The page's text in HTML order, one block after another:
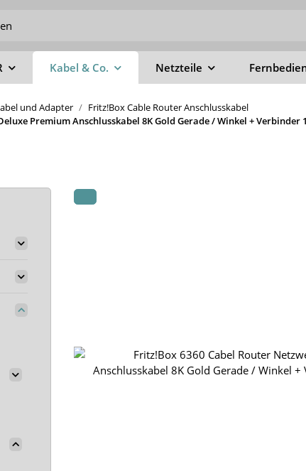
Kabel & Co. Netzteile
und Adapter
Fritz!Box Cable Router Anschlusskabel
Premium Anschlusskabel 8K Gold Gerade / Winkel + Verbinder